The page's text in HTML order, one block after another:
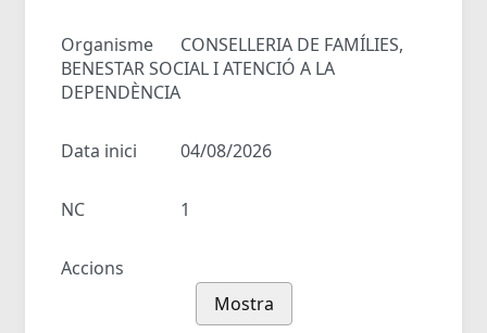
Organisme
CONSELLERIA DE FAMÍLIES,
BENESTAR SOCIAL I ATENCIÓ A LA
DEPENDÈNCIA
Data inici 04/08/2026
NC 1
Accions
Mostra